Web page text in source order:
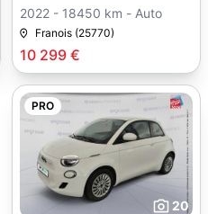
10 299 €
2022 - 18450 km - Auto
Franois (25770)
PRO
20